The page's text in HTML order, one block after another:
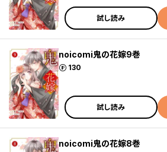
試し読み
noicomi鬼の花嫁9巻
130
ポイント
試し読み
noicomi鬼の花嫁8巻